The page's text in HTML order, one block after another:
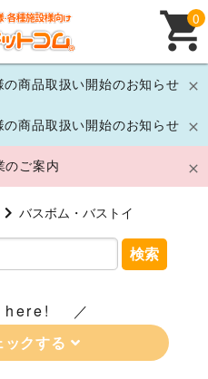
商品取扱い開始のお知らせ
商品取扱い開始のお知らせ
のご案内
0
バスボム・バストイ
検索
クする